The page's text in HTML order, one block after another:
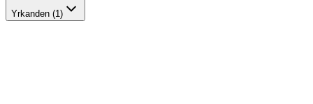
Yrkanden (1)